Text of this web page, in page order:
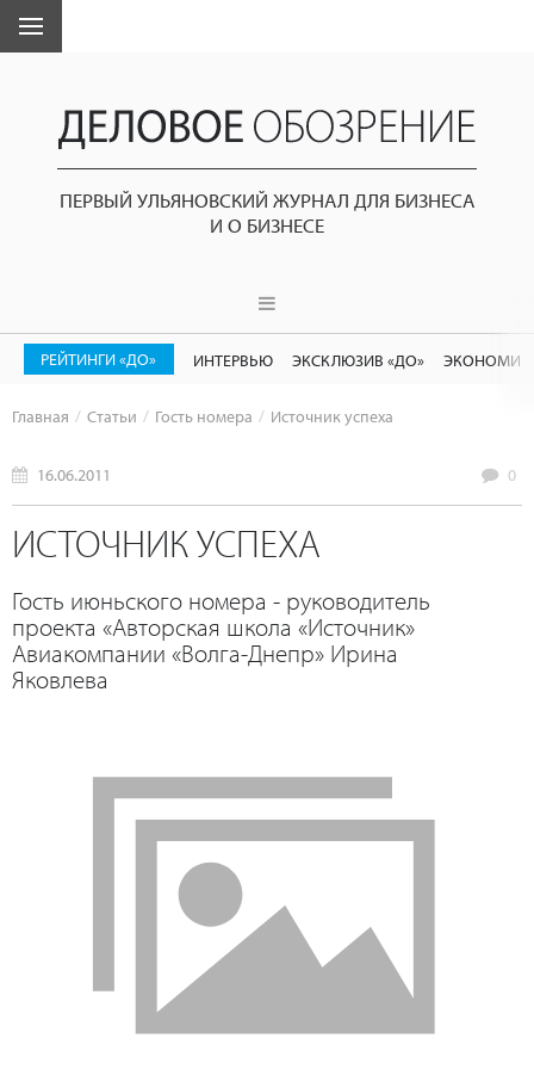
ПЕРВЫЙ УЛЬЯНОВСКИЙ ЖУРНАЛ ДЛЯ БИЗНЕСА
И О БИЗНЕСЕ
РЕЙТИНГИ «ДО» ИНТЕРВЬЮ ЭКСКЛЮЗИВ «ДО»
Главная Статьи Гость номера Источник успеха
16.06.2011 0
ИСТОЧНИК УСПЕХА
Гость июньского номера - руководитель
проекта «Авторская школа «Источник»
Авиакомпании «Волга-Днепр» Ирина
Яковлева